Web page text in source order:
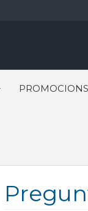
PROMOCIONS